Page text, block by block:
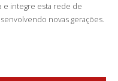
e integre esta rede de
novas gerações.